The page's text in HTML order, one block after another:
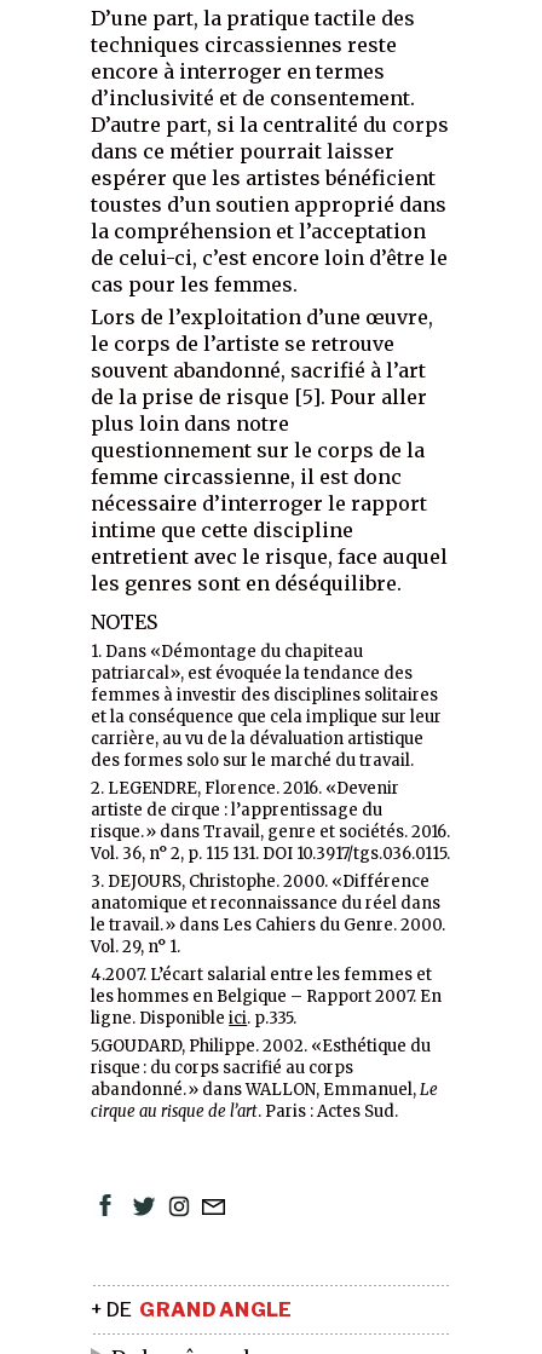
D’une part, la pratique tactile des
techniques circassiennes reste
encore à interroger en termes
d’inclusivité et de consentement.
D’autre part, si la centralité du corps
dans ce métier pourrait laisser
espérer que les artistes bénéficient
toustes d’un soutien approprié dans
la compréhension et l’acceptation
de celui-ci, c’est encore loin d’être le
cas pour les femmes.
Lors de l’exploitation d’une œuvre,
le corps de l’artiste se retrouve
souvent abandonné, sacrifié à l’art
de la prise de risque [5]. Pour aller
plus loin dans notre
questionnement sur le corps de la
femme circassienne, il est donc
nécessaire d’interroger le rapport
intime que cette discipline
entretient avec le risque, face auquel
les genres sont en déséquilibre.
NOTES
1. Dans «Démontage du chapiteau
patriarcal», est évoquée la tendance des
femmes à investir des disciplines solitaires
et la conséquence que cela implique sur leur
carrière, au vu de la dévaluation artistique
des formes solo sur le marché du travail.
2. LEGENDRE, Florence. 2016. «Devenir
artiste de cirque : l’apprentissage du
risque.» dans Travail, genre et sociétés. 2016.
Vol. 36, n° 2, p. 115 131. DOI 10.3917/tgs.036.0115.
3. DEJOURS, Christophe. 2000. «Différence
anatomique et reconnaissance du réel dans
le travail.» dans Les Cahiers du Genre. 2000.
Vol. 29, n° 1.
4.2007. L’écart salarial entre les femmes et
les hommes en Belgique – Rapport 2007. En
ligne. Disponibleici. p.335.
5.GOUDARD, Philippe. 2002. «Esthétique du
risque : du corps sacrifié au corps
abandonné.» dans WALLON, Emmanuel,Le
cirque au risque de l’art. Paris : Actes Sud.
+ DE GRAND ANGLE